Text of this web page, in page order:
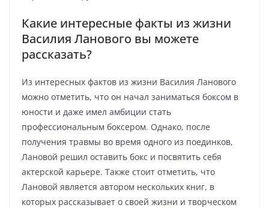
Какие интересные факты из жизни
Василия Ланового вы можете
рассказать?
Из интересных фактов из жизни Василия Ланового
можно отметить, что он начал заниматься боксом в
юности и даже имел амбиции стать
профессиональным боксером. Однако, после
получения травмы во время одного из поединков,
Лановой решил оставить бокс и посвятить себя
актерской карьере. Также стоит отметить, что
Лановой является автором нескольких книг, в
которых рассказывает о своей жизни и творческом